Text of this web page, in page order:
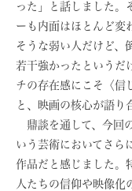
った」と話しました。
ーも内面はほとんど変
そうな弱い人だけど、
若干強かったというだ
チの存在感にこそ〈信
と、映画の核心が語り
鼎談を通して、今回
いう芸術においてさら
作品だと感じました。
人たちの信仰や映像化